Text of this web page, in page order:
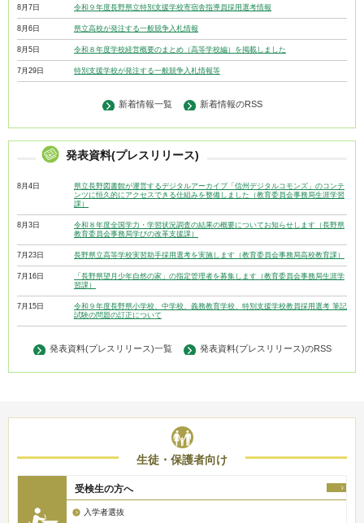
8月7日 令和９年度長野県立特別支援学校寄宿舎指導員採用選考情報
8月6日 県立高校が発注する一般競争入札情報
8月5日 令和８年度学校経営概要のまとめ（高等学校編）を掲載しました
7月29日 特別支援学校が発注する一般競争入札情報等
新着情報一覧 新着情報のRSS
発表資料(プレスリリース)
8月4日
県立長野図書館が運営するデジタルアーカイブ「信州デジタルコモンズ」のコンテ
ンツに恒久的にアクセスできる仕組みを整備しました（教育委員会事務局生涯学習
課）
8月3日
令和８年度全国学力・学習状況調査の結果の概要についてお知らせします（長野県
教育委員会事務局学びの改革支援課）
7月23日 長野県立高等学校実習助手採用選考を実施します（教育委員会事務局高校教育課）
7月16日
「長野県望月少年自然の家」の指定管理者を募集します（教育委員会事務局生涯学
習課）
7月15日
令和９年度長野県小学校、中学校、義務教育学校、特別支援学校教員採用選考 筆記
試験の問題の訂正について
発表資料(プレスリリース)一覧 発表資料(プレスリリース)のRSS
生徒・保護者向け
受検生の方へ
入学者選抜